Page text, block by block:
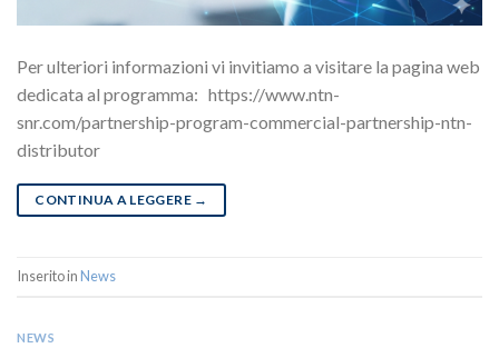
Per ulteriori informazioni vi invitiamo a visitare la pagina web
dedicata al programma: https://www.ntn-
snr.com/partnership-program-commercial-partnership-ntn-
distributor
CONTINUA A LEGGERE →
Inserito inNews
NEWS